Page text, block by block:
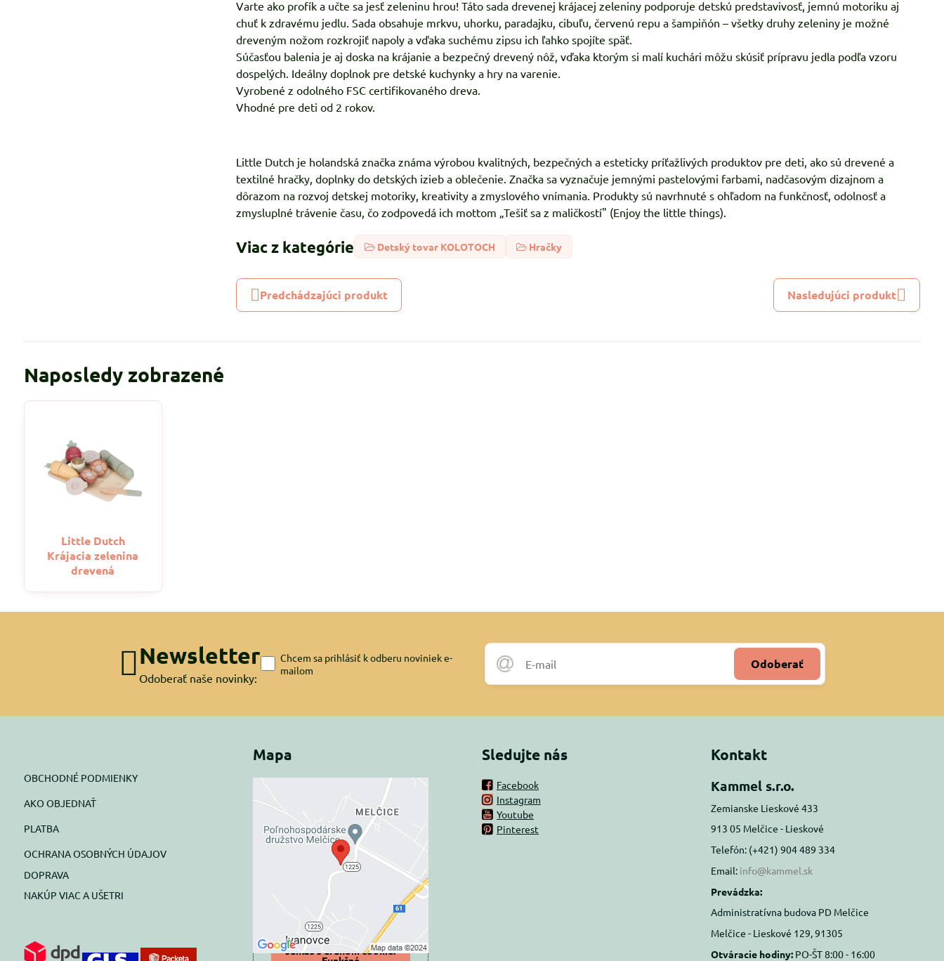
Varte ako profík a učte sa jesť zeleninu hrou! Táto sada drevenej krájacej zeleniny podporuje detskú predstavivosť, jemnú motoriku aj
chuť k zdravému jedlu. Sada obsahuje mrkvu, uhorku, paradajku, cibuľu, červenú repu a šampiňón – všetky druhy zeleniny je možné
dreveným nožom rozkrojiť napoly a vďaka suchému zipsu ich ľahko spojíte späť.
Súčasťou balenia je aj doska na krájanie a bezpečný drevený nôž, vďaka ktorým si malí kuchári môžu skúsiť prípravu jedla podľa vzoru
dospelých. Ideálny doplnok pre detské kuchynky a hry na varenie.
Vyrobené z odolného FSC certifikovaného dreva.
Vhodné pre deti od 2 rokov.
Little Dutch je holandská značka známa výrobou kvalitných, bezpečných a esteticky príťažlivých produktov pre deti, ako sú drevené a
textilné hračky, doplnky do detských izieb a oblečenie. Značka sa vyznačuje jemnými pastelovými farbami, nadčasovým dizajnom a
dôrazom na rozvoj detskej motoriky, kreativity a zmyslového vnímania. Produkty sú navrhnuté s ohľadom na funkčnosť, odolnosť a
zmysluplné trávenie času, čo zodpovedá ich mottom „Tešiť sa z maličkostí" (Enjoy the little things).
Viac z kategórie Detský tovar KOLOTOCH Hračky
Predchádzajúci produkt Nasledujúci produkt
Naposledy zobrazené
Little Dutch
Krájacia zelenina
drevená
Newsletter
Odoberať naše novinky:
Odoberať
Chcem sa prihlásiť k odberu noviniek e-
mailom
OBCHODNÉ PODMIENKY
AKO OBJEDNAŤ
PLATBA
OCHRANA OSOBNÝCH ÚDAJOV
DOPRAVA
NAKÚP VIAC A UŠETRI
Mapa
Externý obsah je
blokovaný Voľbami
súkromia
Prajete si načítať externý obsah?
Povoliť tentokrát
Povoliť a zapamätať -
súhlas s druhom cookie:
Sledujte nás
Facebook
Instagram
Youtube
Pinterest
Kontakt
Kammel s.r.o.
Zemianske Lieskové 433
913 05 Melčice - Lieskové
Telefón: (+421) 904 489 334
Email: info@kammel.sk
Prevádzka:
Administratívna budova PD Melčice
Melčice - Lieskové 129, 91305
Otváracie hodiny: PO-ŠT 8:00 - 16:00